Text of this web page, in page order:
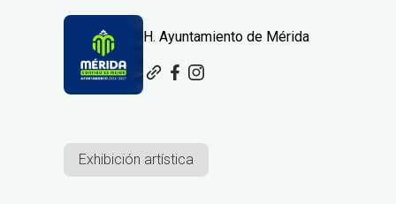
H. Ayuntamiento de Mérida
Exhibición artística